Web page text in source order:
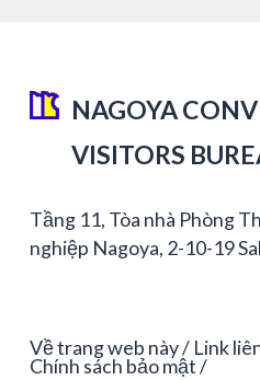
NAGOYA
VISITORS
Tầng 11, Tòa nhà Phòng
nghiệp Nagoya, 2-10-19
Về trang web này Link
Chính sách bảo mật